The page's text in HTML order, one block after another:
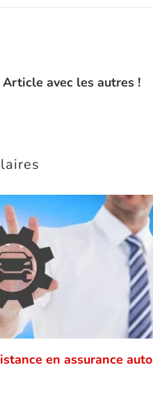
avec les autres !
en assurance auto